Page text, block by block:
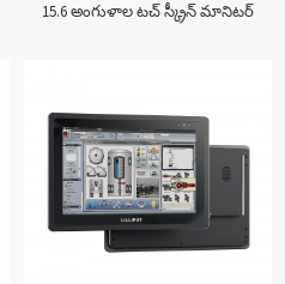
15.6 అంగుళాల టచ్ స్క్రీన్ మానిటర్